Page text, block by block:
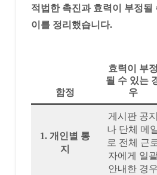
적법한 촉진과 효력이 부정될
이를 정리했습니다.
함정
효력이 부정
될 수 있는
우
1. 개인별 통
지
게시판 공지
나 단체 메
로 전체 근
자에게 일
안내한 경우